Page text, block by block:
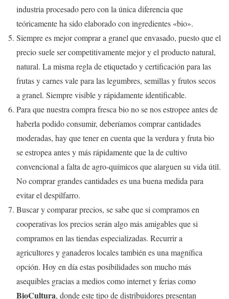
industria procesado pero con la única diferencia que
teóricamente ha sido elaborado con ingredientes «bio».
Siempre es mejor comprar a granel que envasado, puesto que el
precio suele ser competitivamente mejor y el producto natural,
natural. La misma regla de etiquetado y certificación para las
frutas y carnes vale para las legumbres, semillas y frutos secos
a granel. Siempre visible y rápidamente identificable.
Para que nuestra compra fresca bio no se nos estropee antes de
haberla podido consumir, deberíamos comprar cantidades
moderadas, hay que tener en cuenta que la verdura y fruta bio
se estropea antes y más rápidamente que la de cultivo
convencional a falta de agro-químicos que alarguen su vida útil.
No comprar grandes cantidades es una buena medida para
evitar el despilfarro.
Buscar y comparar precios, se sabe que si compramos en
cooperativas los precios serán algo más amigables que si
compramos en las tiendas especializadas. Recurrir a
agricultores y ganaderos locales también es una magnífica
opción. Hoy en día estas posibilidades son mucho más
asequibles gracias a medios como internet y ferias como
BioCultura, donde este tipo de distribuidores presentan